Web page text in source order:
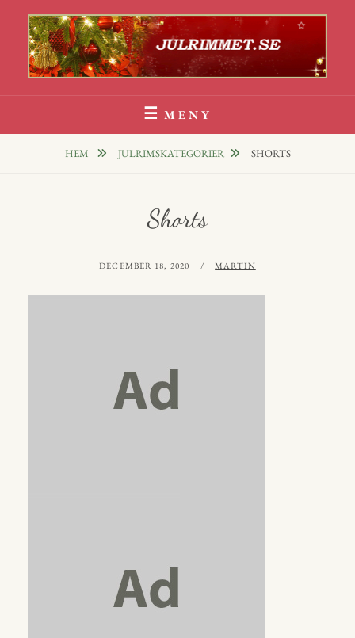
innehåll
Julrim Och Julklappsrim
MENY
HEM JULRIMSKATEGORIER SHORTS
Shorts
PUBLICERAT
DECEMBER 18, 2020 AV
MARTIN